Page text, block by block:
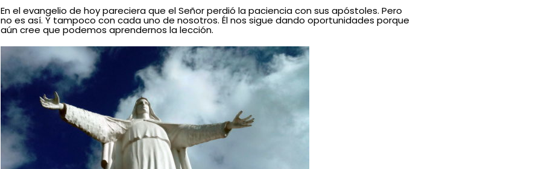
En el evangelio de hoy pareciera que el Señor perdió la paciencia con sus apóstoles. Pero
no es así. Y tampoco con cada uno de nosotros. Él nos sigue dando oportunidades porque
aún cree que podemos aprendernos la lección.